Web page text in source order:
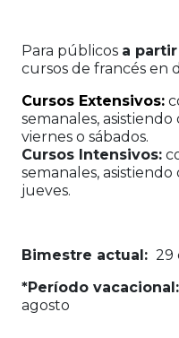
Para públicos a partir
cursos de francés en
Cursos Extensivos:
semanales, asistiendo
viernes o sábados.
Cursos Intensivos:
semanales, asistiendo
jueves.
Bimestre actual: 29
*Período vacacional:
agosto